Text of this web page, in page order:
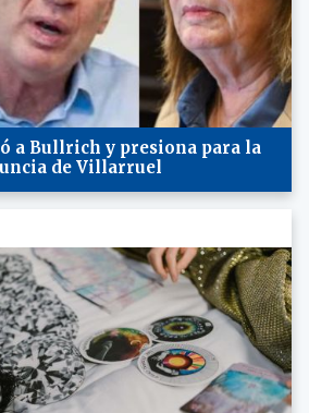
a Bullrich y presiona para la
de Villarruel